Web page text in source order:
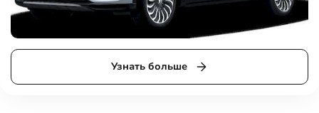
Узнать больше